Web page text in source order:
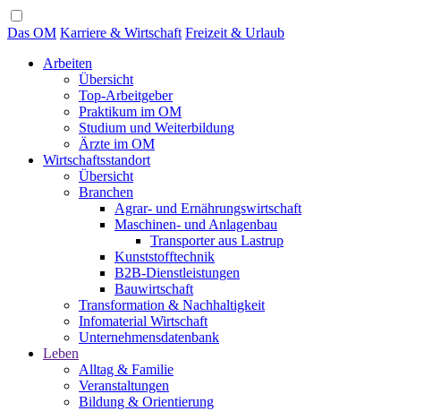
Das OM Karriere & Wirtschaft Freizeit & Urlaub
Arbeiten
Übersicht
Top-Arbeitgeber
Praktikum im OM
Studium und Weiterbildung
Ärzte im OM
Wirtschaftsstandort
Übersicht
Branchen
Agrar- und Ernährungswirtschaft
Maschinen- und Anlagenbau
Transporter aus Lastrup
Kunststofftechnik
B2B-Dienstleistungen
Bauwirtschaft
Transformation & Nachhaltigkeit
Infomaterial Wirtschaft
Unternehmensdatenbank
Leben
Alltag & Familie
Veranstaltungen
Bildung & Orientierung